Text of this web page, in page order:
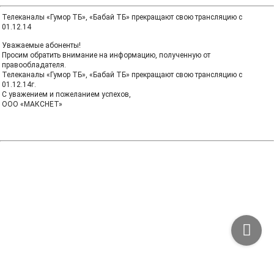
Телеканалы «Гумор ТБ», «Бабай ТБ» прекращают свою трансляцию с
01.12.14
Уважаемые абоненты!
Просим обратить внимание на информацию, полученную от
правообладателя.
Телеканалы «Гумор ТБ», «Бабай ТБ» прекращают свою трансляцию с
01.12.14г.
С уважением и пожеланием успехов,
ООО «МАКСНЕТ»